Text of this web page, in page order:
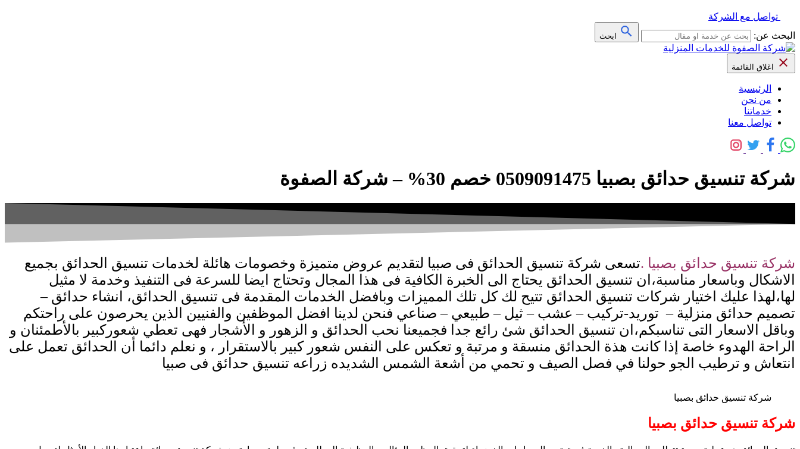
تواصل مع الشركة
البحث عن:
ابحث
اغلاق القائمة
الرئيسية
من نحن
خدماتنا
تواصل معنا
شركة تنسيق حدائق بصبيا 0509091475 خصم 30% – شركة الصفوة
شركة تنسيق حدائق بصبيا .تسعى شركة تنسيق الحدائق فى صبيا لتقديم عروض متميزة وخصومات هائلة لخدمات تنسيق الحدائق بجميع
الاشكال وباسعار مناسبة،ان تنسيق
الحدائق يحتاج الى الخبرة الكافية فى هذا المجال وتحتاج ايضا للسرعة فى التنفيذ وخدمة لا مثيل
لها،لهذا عليك اختيار شركات تنسيق الحدائق تتيح لك كل تلك المميزات وبافضل الخدمات المقدمة فى تنسيق الحدائق، انشاء حدائق –
تصميم حدائق منزلية – توريد-تركيب – عشب – ثيل – طبيعي – صناعي فنحن لدينا افضل الموظفين والفنيين الذين يحرصون على راحتكم
وباقل الاسعار التى تناسبكم،ان تنسيق الحدائق شئ رائع جدا فجميعنا نحب الحدائق و الزهور و الأشجار فهى تعطي شعوركبير بالأطمئنان و
الراحة الهدوء خاصة إذا كانت هذة الحدائق منسقة و مرتبة و تعكس على النفس شعور كبير بالاستقرار ، و نعلم دائما أن
الحدائق تعمل على
انتعاش و ترطيب الجو حولنا في فصل الصيف و تحمي من أشعة الشمس الشديده زراعه تنسيق حدائق فى صبيا
شركة تنسيق حدائق بصبيا
شركة تنسيق حدائق بصبيا